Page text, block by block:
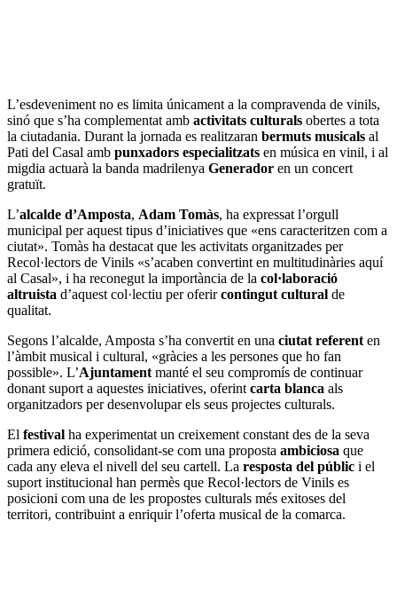
L’esdeveniment no es limita únicament a la compravenda de vinils,
sinó que s’ha complementat amb activitats culturals obertes a tota
la ciutadania. Durant la jornada es realitzaran bermuts musicals al
Pati del Casal amb punxadors especialitzats en música en vinil, i al
migdia actuarà la banda madrilenya Generador en un concert
gratuït.
L’alcalde d’Amposta, Adam Tomàs, ha expressat l’orgull
municipal per aquest tipus d’iniciatives que «ens caracteritzen com a
ciutat». Tomàs ha destacat que les activitats organitzades per
Recol·lectors de Vinils «s’acaben convertint en multitudinàries aquí
al Casal», i ha reconegut la importància de la col·laboració
altruista d’aquest col·lectiu per oferircontingut cultural de
qualitat.
Segons l’alcalde, Amposta s’ha convertit en una ciutat referent en
l’àmbit musical i cultural, «gràcies a les persones que ho fan
possible». L’Ajuntament manté el seu compromís de continuar
donant suport a aquestes iniciatives, oferint carta blanca als
organitzadors per desenvolupar els seus projectes culturals.
El festival ha experimentat un creixement constant des de la seva
primera edició, consolidant-se com una proposta ambiciosa que
cada any eleva el nivell del seu cartell. La resposta del públic i el
suport institucional han permès que Recol·lectors de Vinils es
posicioni com una de les propostes culturals més exitoses del
territori, contribuint a enriquir l’oferta musical de la comarca.